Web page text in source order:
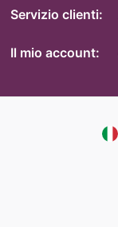
Servizio clienti:
Il mio account: